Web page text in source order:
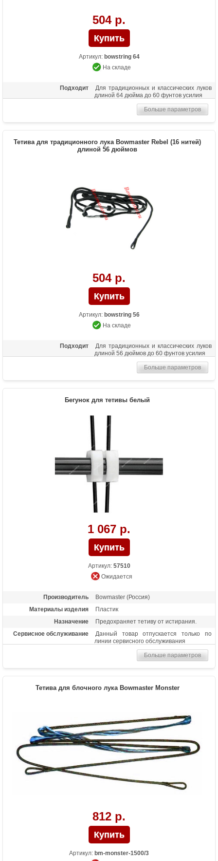
504 р.
Артикул: bowstring 64
На складе
Подходит
Для традиционных и классических луков
длиной 64 дюйма до 60 фунтов усилия
Больше параметров
Тетива для традиционного лука Bowmaster Rebel (16 нитей)
длиной 56 дюймов
504 р.
Артикул: bowstring 56
На складе
Подходит
Для традиционных и классических луков
длиной 56 дюймов до 60 фунтов усилия
Больше параметров
Бегунок для тетивы белый
1 067 р.
Артикул: 57510
Ожидается
Производитель
Bowmaster (Россия)
Материалы изделия
Пластик
Назначение
Предохраняет тетиву от истирания.
Сервисное обслуживание
Данный товар отпускается только по
линии сервисного обслуживания
Больше параметров
Тетива для блочного лука Bowmaster Monster
812 р.
Артикул: bm-monster-1500/3